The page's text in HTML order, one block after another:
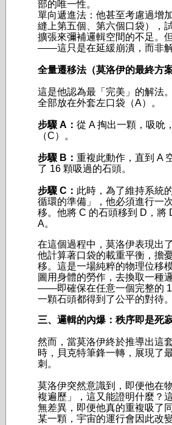
部的唯一性。
單向遞進法：他甚至考慮過增
縫上第五個、第六個口袋），
擴張來彌補邏輯空間的不足。
——這只是在延緩崩潰，而非解
全量遷移法（莫洛伊的最終方
這是他認為最「完美」的解法
全部放在外套左口袋（A）。
步驟 A： 從 A 掏出一顆，吸吮
（C）。
步驟 B： 重複此動作，直到 A
了 16 顆吸過的石頭。
步驟 C： 此時，為了維持系統
循環的準備」，他必須進行一
移。他將 C 的石頭移到 D，將
A。
在這個過程中，莫洛伊表現出
他計算著口袋的載重平衡，擔
移。這是一場純粹的物理位移
圖用身體的勞作，去換取一種
——即確保在任意一個完整的
一顆石頭都得到了公平的對待。
三、邏輯的內爆：秩序即是死
然而，當莫洛伊終於推導出這
時，貝克特筆鋒一轉，展現了
刺。
莫洛伊突然意識到，即便他在
複遍歷」，這又能證明什麼？
無差異，即便他真的重複吸了
某一顆，宇宙的運行會因此改